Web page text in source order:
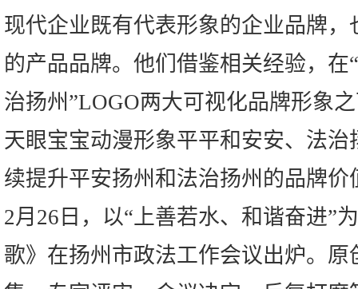
现代企业既有代表形象的企业品牌
的产品品牌。他们借鉴相关经验，在
治扬州”LOGO两大可视化品牌形象
天眼宝宝动漫形象平平和安安、法
续提升平安扬州和法治扬州的品牌价
2月26日，以“上善若水、和谐奋进”
歌》在扬州市政法工作会议出炉。